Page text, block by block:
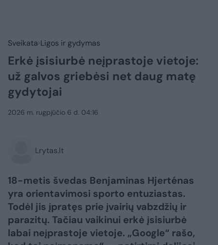
Sveikata Ligos ir gydymas
Erkė įsisiurbė neįprastoje vietoje:
už galvos griebėsi net daug matę
gydytojai
2026 m. rugpjūčio 6 d. 04:16
Lrytas.lt
18-metis švedas Benjaminas Hjerténas
yra orientavimosi sporto entuziastas.
Todėl jis įpratęs prie įvairių vabzdžių ir
parazitų. Tačiau vaikinui erkė įsisiurbė
labai neįprastoje vietoje. „Google“ rašo,